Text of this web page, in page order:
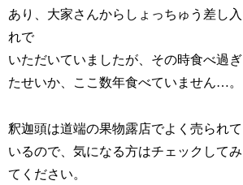
あり、大家さんからしょっちゅう差し入
れで
いただいていましたが、その時食べ過ぎ
たせいか、ここ数年食べていません…。
釈迦頭は道端の果物露店でよく売られて
いるので、気になる方はチェックしてみ
てください。